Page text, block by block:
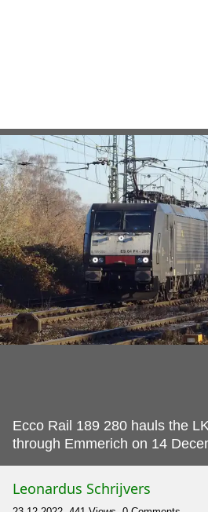
Ecco Rail 189 280 hauls the
through Emmerich on 14
Leonardus Schrijvers